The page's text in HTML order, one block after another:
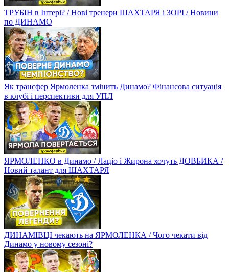
ТРУБІН в Інтері? / Нові тренери ШАХТАРЯ і ЗОРІ / Новини
по ДИНАМО
Як трансфер Ярмоленка змінить Динамо? Фінансова ситуація
в клубі і перспективи для УПЛ
ЯРМОЛЕНКО в Динамо / Лаціо і Жирона хочуть ДОВБИКА /
Новий талант для ШАХТАРЯ
ДИНАМІВЦІ чекають на ЯРМОЛЕНКА / Чого чекати від
Динамо у новому сезоні?